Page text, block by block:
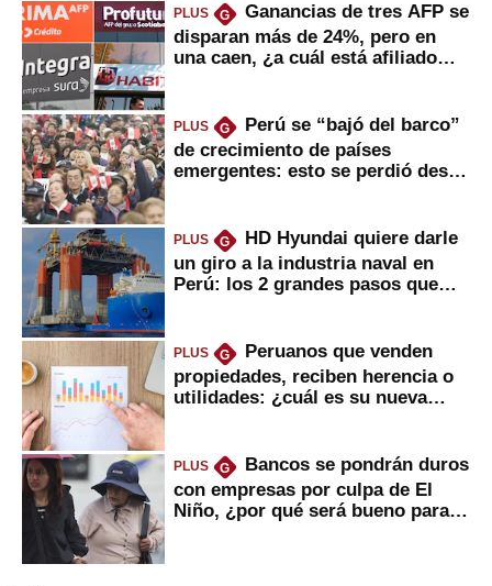
PLUS G
Ganancias de tres AFP se
disparan más de 24%, pero en
una caen, ¿a cuál está afiliado
PLUS G
Perú se “bajó del barco”
de crecimiento de países
emergentes: esto se perdió desde
PLUS G
HD Hyundai quiere darle
un giro a la industria naval en
Perú: los 2 grandes pasos que
PLUS G
Peruanos que venden
propiedades, reciben herencia o
utilidades: ¿cuál es su nueva
PLUS G
Bancos se pondrán duros
con empresas por culpa de El
Niño, ¿por qué será bueno para